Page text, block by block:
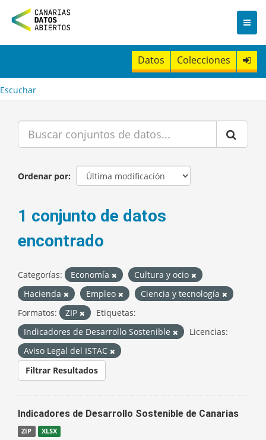
n
t
Datos Colecciones
Escuchar
Ordenar por
1 conjunto de datos
encontrado
Categorías: Economía
Cultura y ocio
Hacienda
Empleo
Ciencia y tecnología
Formatos:
ZIP
Etiquetas:
Indicadores de Desarrollo Sostenible
Licencias:
Aviso Legal del ISTAC
Filtrar Resultados
Indicadores de Desarrollo Sostenible de Canarias
ZIP XLSX